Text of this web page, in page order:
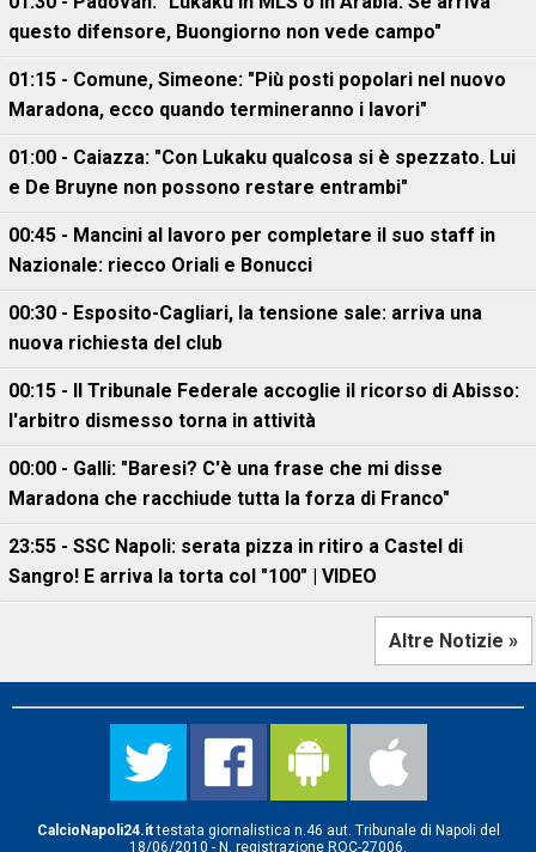
questo difensore, Buongiorno non vede campo"
01:15 - Comune, Simeone: "Più posti popolari nel nuovo
Maradona, ecco quando termineranno i lavori"
01:00 - Caiazza: "Con Lukaku qualcosa si è spezzato. Lui
e De Bruyne non possono restare entrambi"
00:45 - Mancini al lavoro per completare il suo staff in
Nazionale: riecco Oriali e Bonucci
00:30 - Esposito-Cagliari, la tensione sale: arriva una
nuova richiesta del club
00:15 - Il Tribunale Federale accoglie il ricorso di Abisso:
l'arbitro dismesso torna in attività
00:00 - Galli: "Baresi? C'è una frase che mi disse
Maradona che racchiude tutta la forza di Franco"
23:55 - SSC Napoli: serata pizza in ritiro a Castel di
Sangro! E arriva la torta col "100" | VIDEO
Altre Notizie »
CalcioNapoli24.ittestata giornalistica n.46 aut. Tribunale di Napoli del
18/06/2010 - N. registrazione ROC-27006.